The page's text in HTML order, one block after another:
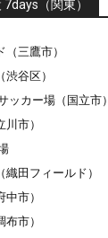
（関東）
三鷹市）
谷区）
ッカー場（国立市）
市）
田フィールド）
市）
市）